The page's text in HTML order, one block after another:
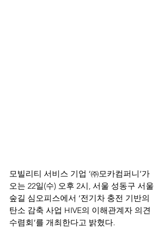
모빌리티 서비스 기업 ‘㈜모카컴퍼니’가
오는 22일(수) 오후 2시, 서울 성동구 서울
숲길 심오피스에서 ‘전기차 충전 기반의
탄소 감축 사업 HIVE의 이해관계자 의견
수렴회’를 개최한다고 밝혔다.